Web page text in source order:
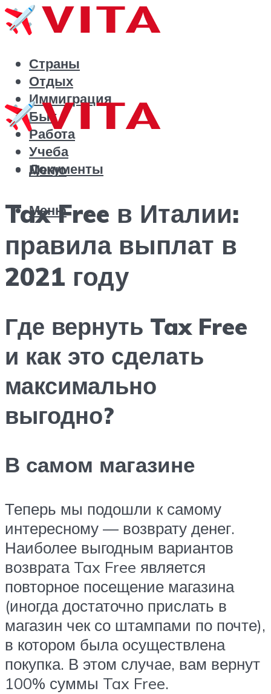
Страны
Отдых
Иммиграция
Быт
Работа
Учеба
Документы
Меню
Меню
Tax Free в Италии:
правила выплат в
2021 году
Где вернуть Tax Free
и как это сделать
максимально
выгодно?
В самом магазине
Теперь мы подошли к самому
интересному — возврату денег.
Наиболее выгодным вариантов
возврата Tax Free является
повторное посещение магазина
(иногда достаточно прислать в
магазин чек со штампами по почте),
в котором была осуществлена
покупка. В этом случае, вам вернут
100% суммы Tax Free.